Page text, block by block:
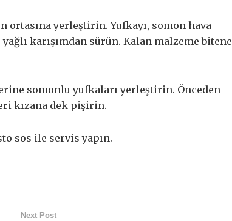
ortasına yerleştirin. Yufkayı, somon hava
karışımdan sürün. Kalan malzeme bitene
somonlu yufkaları yerleştirin. Önceden
kızana dek pişirin.
sos ile servis yapın.
Next Post